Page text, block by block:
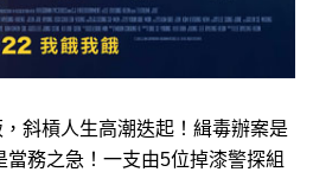
斜槓人生高潮迭起！緝毒辦案是
務之急！一支由5位掉漆警探組